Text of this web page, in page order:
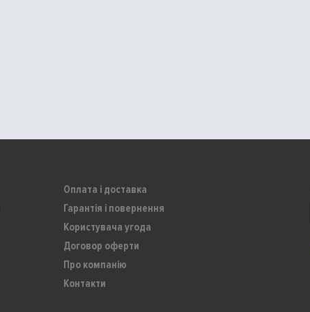
Оплата і доставка
Гарантія і повернення
Користувача угода
Договор оферти
Про компанію
Контакти